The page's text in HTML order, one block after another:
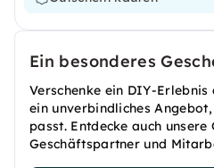
Ein besonderes
Verschenke ein DIY-Erlebnis
ein unverbindliches
passt. Entdecke auch unsere
Geschäftspartner und